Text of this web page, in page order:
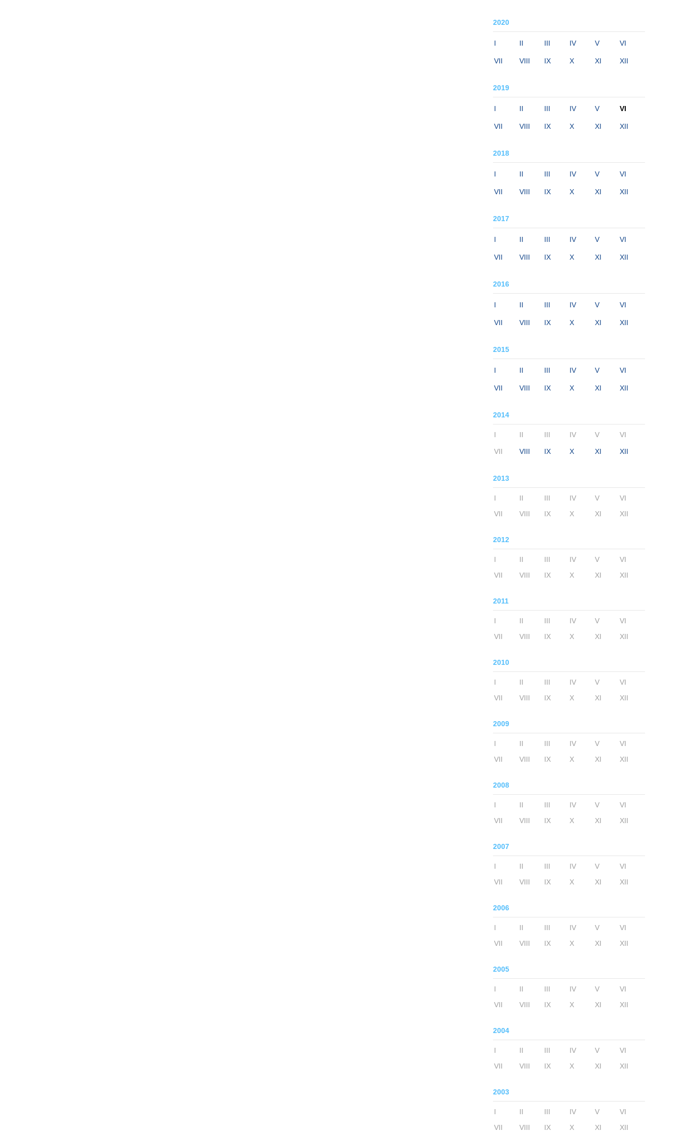
2020
I II III IV V VI
VII VIII IX X XI XII
2019
I II III IV V VI
VII VIII IX X XI XII
2018
I II III IV V VI
VII VIII IX X XI XII
2017
I II III IV V VI
VII VIII IX X XI XII
2016
I II III IV V VI
VII VIII IX X XI XII
2015
I II III IV V VI
VII VIII IX X XI XII
2014
I II III IV V VI
VII VIII IX X XI XII
2013
I II III IV V
VI
VII
VIII IX X XI XII
2012
I II III IV V
VI
VII
VIII IX X XI XII
2011
I II III IV V
VI
VII
VIII IX X XI XII
2010
I II III IV V
VI
VII
VIII IX X XI XII
2009
I II III IV V
VI
VII
VIII IX X XI XII
2008
I II III IV V
VI
VII
VIII IX X XI XII
2007
I II III IV V
VI
VII
VIII IX X XI XII
2006
I II III IV V
VI
VII
VIII IX X XI XII
2005
I II III IV V
VI
VII
VIII IX X XI XII
2004
I II III IV V
VI
VII
VIII IX X XI XII
2003
I II III IV V
VI
VII
VIII IX X XI XII